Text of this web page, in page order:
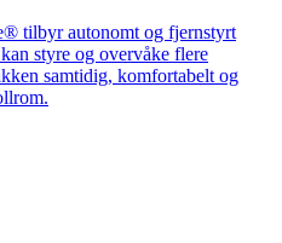
tilbyr autonomt og fjernstyrt
styre og overvåke flere
samtidig, komfortabelt og